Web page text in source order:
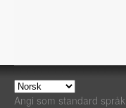
Angi som standard språk